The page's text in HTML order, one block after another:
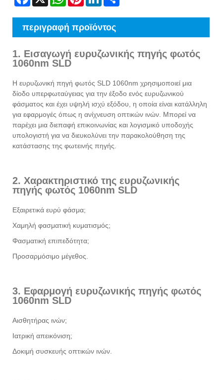
περιγραφή προϊόντος
1. Εισαγωγή ευρυζωνικής πηγής φωτός
1060nm SLD
Η ευρυζωνική πηγή φωτός SLD 1060nm χρησιμοποιεί μια
δίοδο υπερφωταύγειας για την έξοδο ενός ευρυζωνικού
φάσματος και έχει υψηλή ισχύ εξόδου, η οποία είναι κατάλληλη
για εφαρμογές όπως η ανίχνευση οπτικών ινών. Μπορεί να
παρέχει μια διεπαφή επικοινωνίας και λογισμικό υποδοχής
υπολογιστή για να διευκολύνει την παρακολούθηση της
κατάστασης της φωτεινής πηγής.
2. Χαρακτηριστικό της ευρυζωνικής
πηγής φωτός 1060nm SLD
Εξαιρετικά ευρύ φάσμα;
Χαμηλή φασματική κυματισμός;
Φασματική επιπεδότητα;
Προσαρμόσιμο μέγεθος.
3. Εφαρμογή ευρυζωνικής πηγής φωτός
1060nm SLD
Αισθητήρας ινών;
Ιατρική απεικόνιση;
Δοκιμή συσκευής οπτικών ινών.